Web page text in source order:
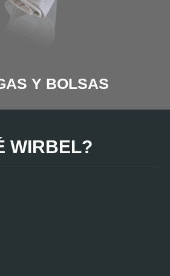
Y BOLSAS
WIRBEL?